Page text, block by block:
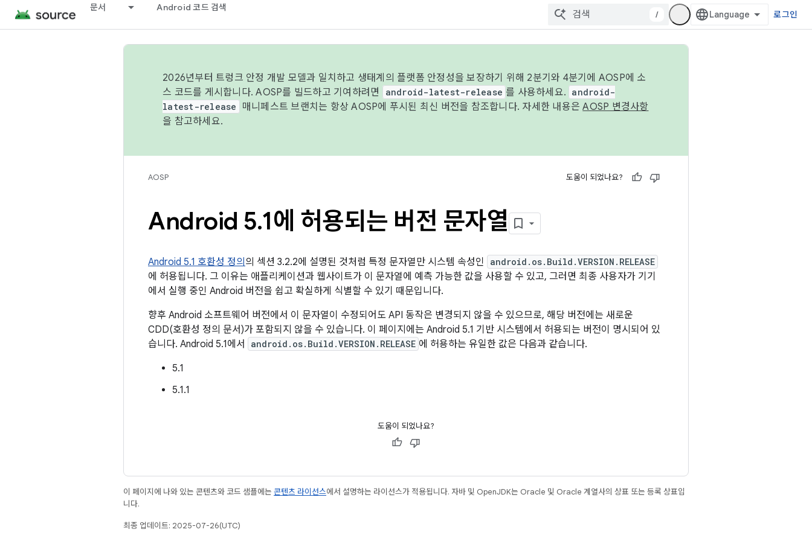
문서 Android 코드 검색
/ 로그인
2026년부터 트렁크 안정 개발 모델과 일치하고 생태계의 플랫폼 안정성을 보장하기 위해 2분기와 4분기에 AOSP에 소
스 코드를 게시합니다. AOSP를 빌드하고 기여하려면
android-latest-release 를 사용하세요. android-
latest-release
매니페스트 브랜치는 항상 AOSP에 푸시된 최신 버전을 참조합니다. 자세한 내용은AOSP 변경사항
을 참고하세요.
AOSP 도움이 되었나요?
Android 5.1에 허용되는 버전 문자열
Android 5.1 호환성 정의 의 섹션 3.2.2에 설명된 것처럼 특정 문자열만 시스템 속성인 android.os.Build.VERSION.RELEASE
에 허용됩니다. 그 이유는 애플리케이션과 웹사이트가 이 문자열에 예측 가능한 값을 사용할 수 있고, 그러면 최종 사용자가 기기
에서 실행 중인 Android 버전을 쉽고 확실하게 식별할 수 있기 때문입니다.
향후 Android 소프트웨어 버전에서 이 문자열이 수정되어도 API 동작은 변경되지 않을 수 있으므로, 해당 버전에는 새로운
CDD(호환성 정의 문서)가 포함되지 않을 수 있습니다. 이 페이지에는 Android 5.1 기반 시스템에서 허용되는 버전이 명시되어 있
습니다. Android 5.1에서
android.os.Build.VERSION.RELEASE 에 허용하는 유일한 값은 다음과 같습니다.
5.1
5.1.1
도움이 되었나요?
이 페이지에 나와 있는 콘텐츠와 코드 샘플에는 콘텐츠 라이선스에서 설명하는 라이선스가 적용됩니다. 자바 및 OpenJDK는 Oracle 및 Oracle 계열사의 상표 또는 등록 상표입
니다.
최종 업데이트: 2025-07-26(UTC)